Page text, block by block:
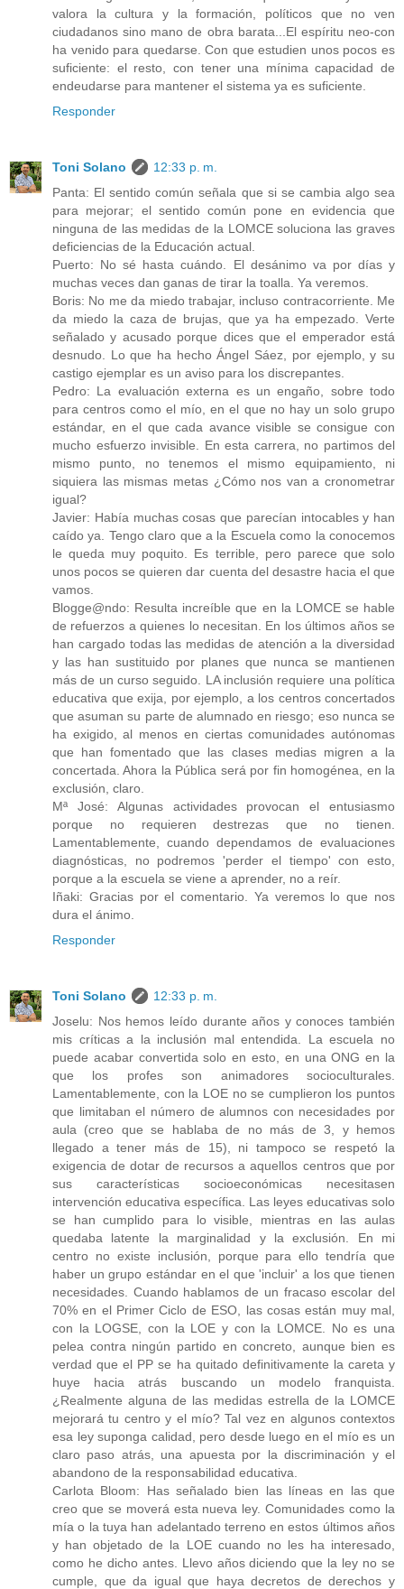
valora la cultura y la formación, políticos que no ven
ciudadanos sino mano de obra barata...El espíritu neo-con
ha venido para quedarse. Con que estudien unos pocos es
suficiente: el resto, con tener una mínima capacidad de
endeudarse para mantener el sistema ya es suficiente.
Responder
Toni Solano
12:33 p. m.
Panta: El sentido común señala que si se cambia algo sea
para mejorar; el sentido común pone en evidencia que
ninguna de las medidas de la LOMCE soluciona las graves
deficiencias de la Educación actual.
Puerto: No sé hasta cuándo. El desánimo va por días y
muchas veces dan ganas de tirar la toalla. Ya veremos.
Boris: No me da miedo trabajar, incluso contracorriente. Me
da miedo la caza de brujas, que ya ha empezado. Verte
señalado y acusado porque dices que el emperador está
desnudo. Lo que ha hecho Ángel Sáez, por ejemplo, y su
castigo ejemplar es un aviso para los discrepantes.
Pedro: La evaluación externa es un engaño, sobre todo
para centros como el mío, en el que no hay un solo grupo
estándar, en el que cada avance visible se consigue con
mucho esfuerzo invisible. En esta carrera, no partimos del
mismo punto, no tenemos el mismo equipamiento, ni
siquiera las mismas metas ¿Cómo nos van a cronometrar
igual?
Javier: Había muchas cosas que parecían intocables y han
caído ya. Tengo claro que a la Escuela como la conocemos
le queda muy poquito. Es terrible, pero parece que solo
unos pocos se quieren dar cuenta del desastre hacia el que
vamos.
Blogge@ndo: Resulta increíble que en la LOMCE se hable
de refuerzos a quienes lo necesitan. En los últimos años se
han cargado todas las medidas de atención a la diversidad
y las han sustituido por planes que nunca se mantienen
más de un curso seguido. LA inclusión requiere una política
educativa que exija, por ejemplo, a los centros concertados
que asuman su parte de alumnado en riesgo; eso nunca se
ha exigido, al menos en ciertas comunidades autónomas
que han fomentado que las clases medias migren a la
concertada. Ahora la Pública será por fin homogénea, en la
exclusión, claro.
Mª José: Algunas actividades provocan el entusiasmo
porque no requieren destrezas que no tienen.
Lamentablemente, cuando dependamos de evaluaciones
diagnósticas, no podremos 'perder el tiempo' con esto,
porque a la escuela se viene a aprender, no a reír.
Iñaki: Gracias por el comentario. Ya veremos lo que nos
dura el ánimo.
Responder
Toni Solano
12:33 p. m.
Joselu: Nos hemos leído durante años y conoces también
mis críticas a la inclusión mal entendida. La escuela no
puede acabar convertida solo en esto, en una ONG en la
que los profes son animadores socioculturales.
Lamentablemente, con la LOE no se cumplieron los puntos
que limitaban el número de alumnos con necesidades por
aula (creo que se hablaba de no más de 3, y hemos
llegado a tener más de 15), ni tampoco se respetó la
exigencia de dotar de recursos a aquellos centros que por
sus características socioeconómicas necesitasen
intervención educativa específica. Las leyes educativas solo
se han cumplido para lo visible, mientras en las aulas
quedaba latente la marginalidad y la exclusión. En mi
centro no existe inclusión, porque para ello tendría que
haber un grupo estándar en el que 'incluir' a los que tienen
necesidades. Cuando hablamos de un fracaso escolar del
70% en el Primer Ciclo de ESO, las cosas están muy mal,
con la LOGSE, con la LOE y con la LOMCE. No es una
pelea contra ningún partido en concreto, aunque bien es
verdad que el PP se ha quitado definitivamente la careta y
huye hacia atrás buscando un modelo franquista.
¿Realmente alguna de las medidas estrella de la LOMCE
mejorará tu centro y el mío? Tal vez en algunos contextos
esa ley suponga calidad, pero desde luego en el mío es un
claro paso atrás, una apuesta por la discriminación y el
abandono de la responsabilidad educativa.
Carlota Bloom: Has señalado bien las líneas en las que
creo que se moverá esta nueva ley. Comunidades como la
mía o la tuya han adelantado terreno en estos últimos años
y han objetado de la LOE cuando no les ha interesado,
como he dicho antes. Llevo años diciendo que la ley no se
cumple, que da igual que haya decretos de derechos y